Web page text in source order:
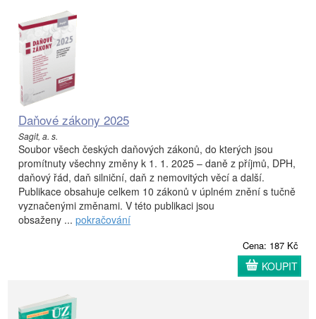
Daňové zákony 2025
Sagit, a. s.
Soubor všech českých daňových zákonů, do kterých jsou
promítnuty všechny změny k 1. 1. 2025 – daně z příjmů, DPH,
daňový řád, daň silniční, daň z nemovitých věcí a další.
Publikace obsahuje celkem 10 zákonů v úplném znění s tučně
vyznačenými změnami. V této publikaci jsou
obsaženy ... pokračování
Cena: 187 Kč
KOUPIT